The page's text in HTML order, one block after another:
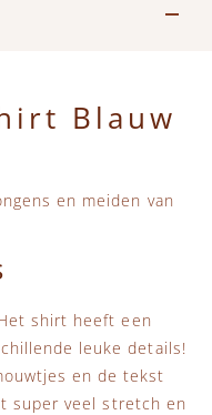
Blauw
en meiden van
shirt heeft een
leuke details!
en de tekst
super veel stretch en